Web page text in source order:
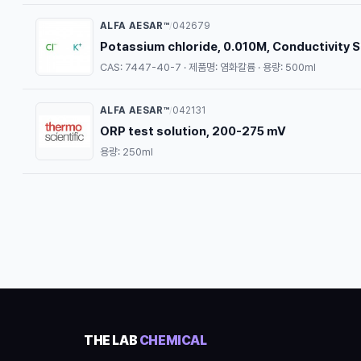
ALFA AESAR™/042679
Potassium chloride, 0.010M, Conductivity
CAS: 7447-40-7 · 제품명: 염화칼륨 · 용량: 500ml
ALFA AESAR™/042131
ORP test solution, 200-275 mV
용량: 250ml
THE LAB CHEMICAL